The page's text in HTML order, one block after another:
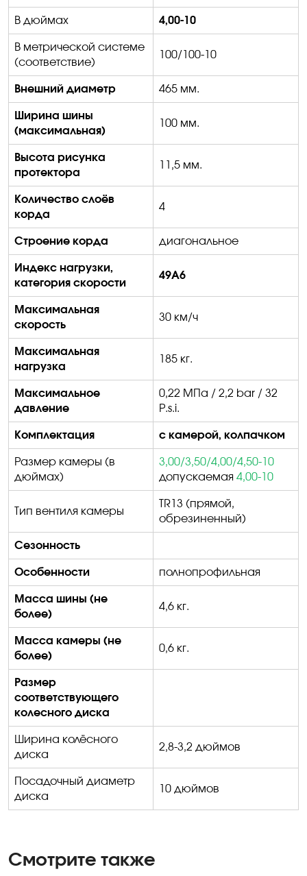
В дюймах 4,00-10
В метрической системе
(соответствие)
100/100-10
Внешний диаметр 465 мм.
Ширина шины
(максимальная)
100 мм.
Высота рисунка
протектора
11,5 мм.
Количество слоёв
корда
4
Строение корда диагональное
Индекс нагрузки,
категория скорости
49А6
Максимальная
скорость
30 км/ч
Максимальная
нагрузка
185 кг.
Максимальное
давление
0,22 МПа / 2,2 bar / 32
P.s.i.
Комплектация с камерой, колпачком
Размер камеры (в
дюймах)
3,00/3,50/4,00/4,50-10
допускаемая 4,00-10
Тип вентиля камеры
TR13 (прямой,
обрезиненный)
Сезонность
Особенности полнопрофильная
Масса шины (не
более)
4,6 кг.
Масса камеры (не
более)
0,6 кг.
Размер
соответствующего
колесного диска
Ширина колёсного
диска
2,8-3,2 дюймов
Посадочный диаметр
диска
10 дюймов
Смотрите также